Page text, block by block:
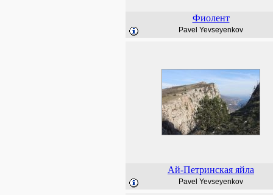
Фиолент
Pavel Yevseyenkov
Ай-Петринская яйла
Pavel Yevseyenkov